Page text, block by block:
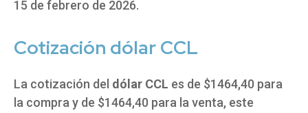
15 de febrero de 2026.
Cotización dólar CCL
La cotización del dólar CCL es de $1464,40 para
la compra y de $1464,40 para la venta, este